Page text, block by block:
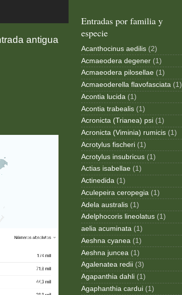
antigua
Entradas por familia y
especie
Acanthocinus aedilis (2)
Acmaeodera degener (1)
Acmaeodera pilosellae (1)
Acmaeoderella flavofasciata (1)
Acontia lucida (1)
Acontia trabealis (1)
Acronicta (Trianea) psi (1)
Acronicta (Viminia) rumicis (1)
Acrotylus fischeri (1)
Acrotylus insubricus (1)
Actias isabellae (1)
Actinedida (1)
Aculepeira ceropegia (1)
Adela australis (1)
Adelphocoris lineolatus (1)
aelia acuminata (1)
Aeshna cyanea (1)
Aeshna juncea (1)
Agalenatea redii (3)
Agapanthia dahli (1)
Agaphanthia cardui (1)